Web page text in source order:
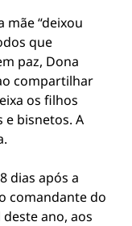
“deixou
que
paz, Dona
compartilhar
os filhos
e bisnetos. A
dias após a
comandante do
ano, aos